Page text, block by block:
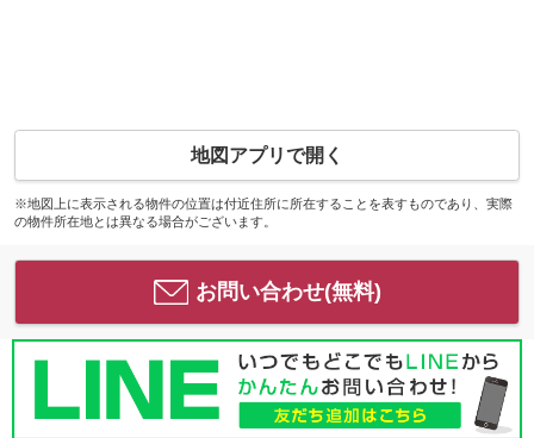
地図アプリで開く
※地図上に表示される物件の位置は付近住所に所在することを表すものであり、実際
の物件所在地とは異なる場合がございます。
お問い合わせ(無料)